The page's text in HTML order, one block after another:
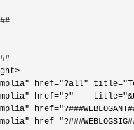
href="?all"
href="?"